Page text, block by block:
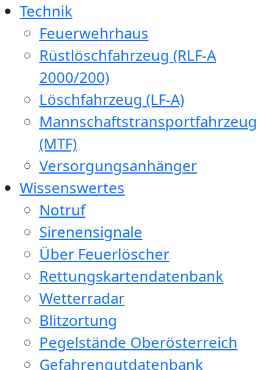
Technik
Feuerwehrhaus
Rüstlöschfahrzeug (RLF-A
2000/200)
Löschfahrzeug (LF-A)
Mannschaftstransportfahrzeug
(MTF)
Versorgungsanhänger
Wissenswertes
Notruf
Sirenensignale
Über Feuerlöscher
Rettungskartendatenbank
Wetterradar
Blitzortung
Pegelstände Oberösterreich
Gefahrengutdatenbank